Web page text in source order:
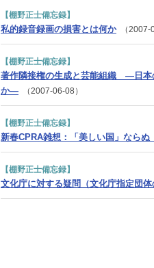
【棚野正士備忘録】
私的録音録画の損害とは何か（2007-
【棚野正士備忘録】
著作隣接権の生成と芸能組織 ―日本
か― （2007-06-08）
【棚野正士備忘録】
新春CPRA雑想：「美しい国」ならぬ
【棚野正士備忘録】
文化庁に対する疑問（文化庁指定団体